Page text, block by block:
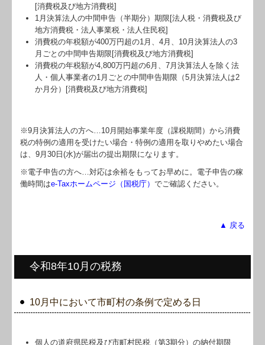
[消費税及び地方消費税]
1月決算法人の中間申告（半期分）期限[法人税・消費税及び
地方消費税・法人事業税・法人住民税]
消費税の年税額が400万円超の1月、4月、10月決算法人の3
月ごとの中間申告期限[消費税及び地方消費税]
消費税の年税額が4,800万円超の6月、7月決算法人を除く法
人・個人事業者の1月ごとの中間申告期限（5月決算法人は2
か月分）[消費税及び地方消費税]
※9月決算法人の方へ…10月開始事業年度（課税期間）から消費
税の特例の適用を受けたい場合・特例の適用を取りやめたい場合
は、9月30日(水)が届出の提出期限になります。
※電子申告の方へ…対応は余裕をもってお早めに。電子申告の稼
働時間はe-Taxホームページ（国税庁）でご確認ください。
▲ 戻る
令和8年10月の税務
10月中において市町村の条例で定める日
個人の道府県民税及び市町村民税（第3期分）の納付期限